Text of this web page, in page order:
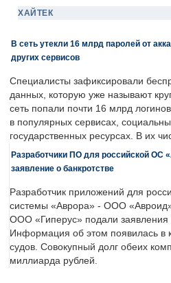
ХАЙТЕК
В сеть утекли 16 млрд паролей от
других сервисов
Специалисты зафиксировали
данных, которую уже называют
сеть попали почти 16 млрд
в популярных сервисах,
государственных ресурсах. В их
Разработчики ПО для российской ОС
заявление о банкротстве
Разработчик приложений для
системы «Аврора» - ООО
ООО «Гиперус» подали заявления
Информация об этом появилась в
судов. Совокупный долг обеих
миллиарда рублей.